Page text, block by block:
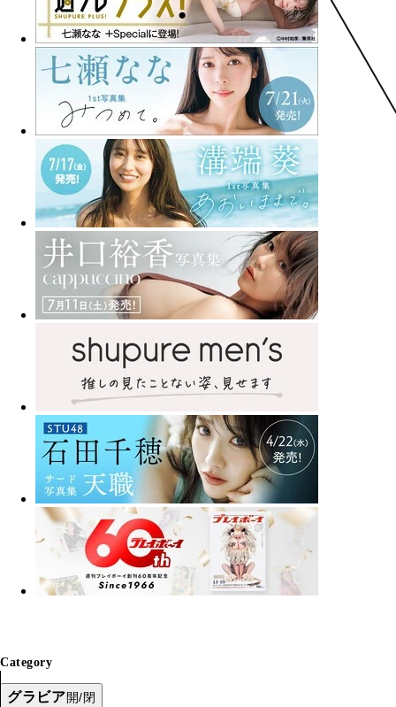
Category
グラビア開/閉